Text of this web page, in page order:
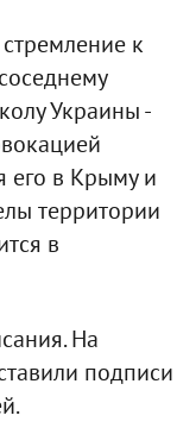
к
Украины -
его в Крыму и
территории
в
На
подписи